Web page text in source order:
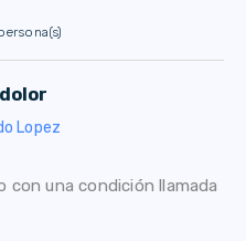
Lopez
con una condición llamada